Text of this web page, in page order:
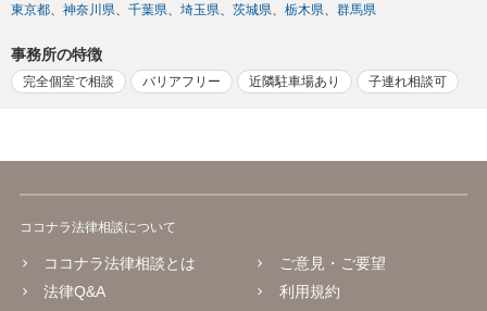
東京都 神奈川県 千葉県 埼玉県 茨城県 栃木県 群馬県
事務所の特徴
完全個室で相談 バリアフリー 近隣駐車場あり 子連れ相談可
ココナラ法律相談について
ココナラ法律相談とは
法律Q&A
ご意見・ご要望
利用規約